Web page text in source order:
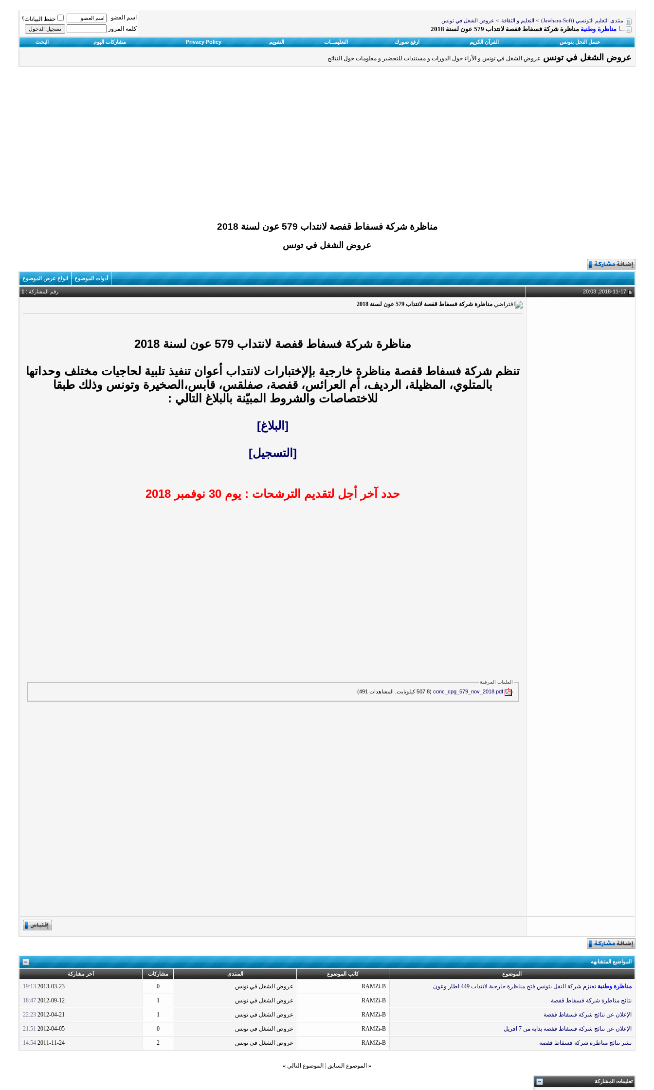
منتدى التعليم التونسي (Jawhara-Soft) > التعليم و الثقافة > عروض الشغل في تونس
مناظرة وطنية مناظرة شركة فسفاط قفصة لانتداب 579 عون لسنة 2018
اسم العضو
حفظ البيانات؟
كلمة المرور
عسل النحل بتونس القرآن الكريم ارفع صورك التعليمـــات التقويم Privacy Policy مشاركات اليوم البحث
عروض الشغل في تونس عروض الشغل في تونس و الأراء حول الدورات و مستندات للتحضير و معلومات حول النتائج
مناظرة شركة فسفاط قفصة لانتداب 579 عون لسنة 2018
عروض الشغل في تونس
أدوات الموضوع انواع عرض الموضوع
2018-11-17, 20:03 رقم المشاركة :1
مناظرة شركة فسفاط قفصة لانتداب 579 عون لسنة 2018
مناظرة شركة فسفاط قفصة لانتداب 579 عون لسنة 2018
تنظم شركة فسفاط قفصة مناظرة خارجية بإلإختبارات لانتداب أعوان تنفيذ تلبية لحاجيات مختلف وحداتها
بالمتلوي، المظيلة، الرديف، أم العرائس، قفصة، صفلقس، قابس،الصخيرة وتونس وذلك طبقا
للاختصاصات والشروط المبيّنة بالبلاغ التالي :
[البلاغ]
[التسجيل]
حدد آخر أجل لتقديم الترشحات : يوم 30 نوفمبر 2018
الملفات المرفقة
conc_cpg_579_nov_2018.pdf‏ (507.8 كيلوبايت, المشاهدات 491)
المواضيع المتشابهه
الموضوع كاتب الموضوع المنتدى مشاركات آخر مشاركة
مناظرة وطنية تعتزم شركة النقل بتونس فتح مناظرة خارجية لانتداب 449 اطار وعون RAMZi-B عروض الشغل في تونس 0
2013-03-23
19:13
نتائج مناظرة شركة فسفاط قفصة RAMZi-B عروض الشغل في تونس 1
2012-09-12
18:47
الإعلان عن نتائج شركة فسفاط قفصة RAMZi-B عروض الشغل في تونس 1
2012-04-21
22:23
الإعلان عن نتائج شركة فسفاط قفصة بداية من 7 افريل RAMZi-B عروض الشغل في تونس 0
2012-04-05
21:51
نشر نتائج مناظرة شركة فسفاط قفصة RAMZi-B عروض الشغل في تونس 2
2011-11-24
14:54
« الموضوع السابق الموضوع التالي »
تعليمات المشاركة